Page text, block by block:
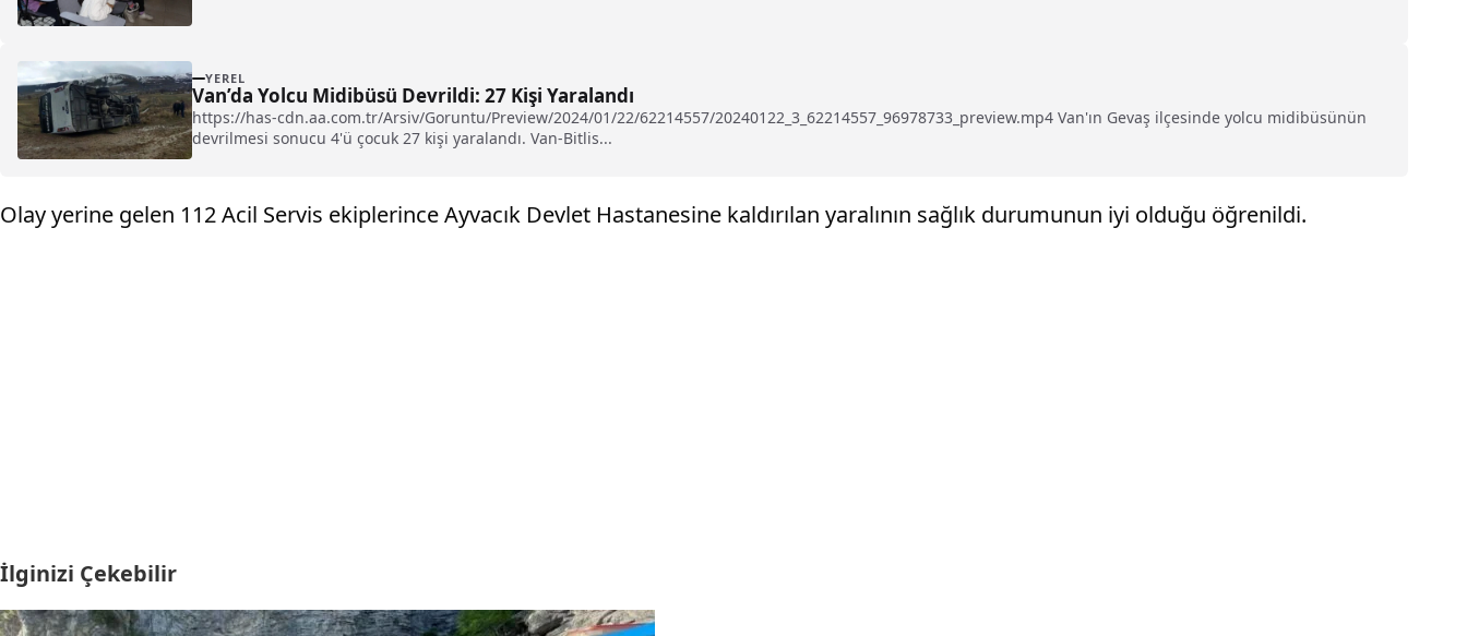
YEREL
Van’da Yolcu Midibüsü Devrildi: 27 Kişi Yaralandı
https://has-cdn.aa.com.tr/Arsiv/Goruntu/Preview/2024/01/22/62214557/20240122_3_62214557_96978733_preview.mp4 Van'ın Gevaş ilçesinde yolcu midibüsünün
devrilmesi sonucu 4'ü çocuk 27 kişi yaralandı. Van-Bitlis...
Olay yerine gelen 112 Acil Servis ekiplerince Ayvacık Devlet Hastanesine kaldırılan yaralının sağlık durumunun iyi olduğu öğrenildi.
İlginizi Çekebilir